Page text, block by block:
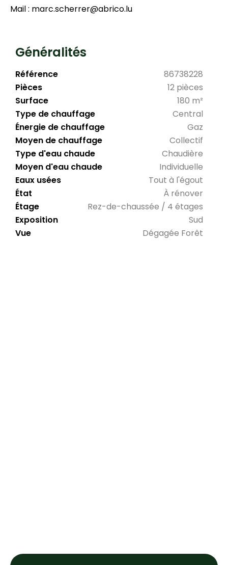
Mail : marc.scherrer@abrico.lu
Généralités
Référence
86738228
Pièces
12 pièces
Surface
180 m²
Type de chauffage
Central
Énergie de chauffage
Gaz
Moyen de chauffage
Collectif
Type d'eau chaude
Chaudière
Moyen d'eau chaude
Individuelle
Eaux usées
Tout à l'égout
État
À rénover
Étage
Rez-de-chaussée / 4 étages
Exposition
Sud
Vue
Dégagée Forêt